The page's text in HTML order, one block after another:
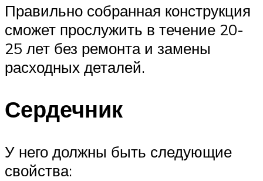
Правильно собранная конструкция
сможет прослужить в течение 20-
25 лет без ремонта и замены
расходных деталей.
Сердечник
У него должны быть следующие
свойства: